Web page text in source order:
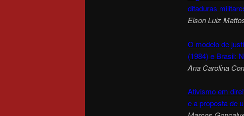
ditaduras
Elson Luiz
O modelo de
(1984) e Brasil:
Ana Carolina
Ativismo em
e a proposta de